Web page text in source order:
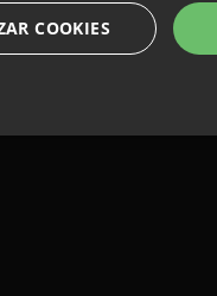
COOKIES